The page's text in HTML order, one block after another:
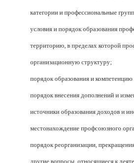
категории и профессиональные
условия и порядок образования
территорию, в пределах которой
организационную структуру;
порядок образования и
порядок внесения дополнений и
источники образования доходов и
местонахождение профсоюзного
порядок реорганизации,
другие вопросы, относящиеся к